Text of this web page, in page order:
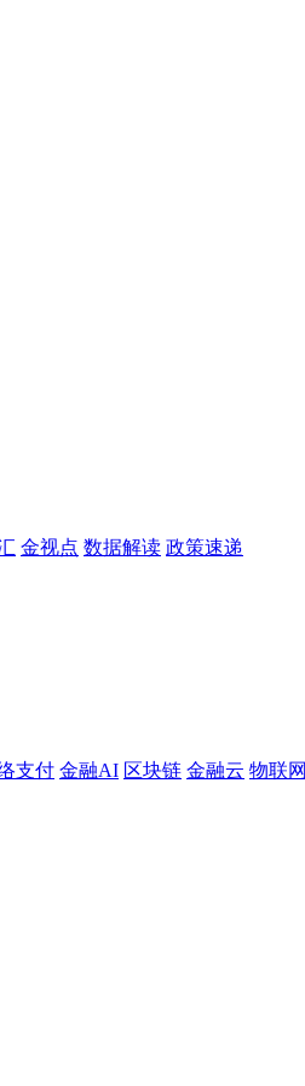
金视点 数据解读 政策速递
支付 金融AI 区块链 金融云 物联网